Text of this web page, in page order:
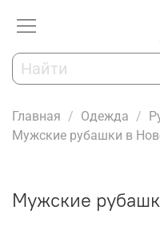
Главная Одежда
Мужские рубашки в
Мужские